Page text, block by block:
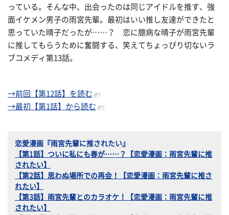
っている。そんな中、出会ったのは同じアイドルを推す、強
面イケメン男子の雨宮先輩。最初はいい推し友達ができたと
思っていた晴子だったが……？ 恋に臆病な晴子が雨宮先輩
に推してもらうために奮闘する、笑えてちょっぴり切ないラ
ブコメディ第13話。
→前回【第12話】を読む
→最初【第1話】から読む
恋愛漫画『雨宮先輩に推されたい』
【第1話】ついに私にも春が……？【恋愛漫画：雨宮先輩に推
されたい】
【第2話】思わぬ場所での再会！【恋愛漫画：雨宮先輩に推さ
れたい】
【第3話】雨宮先輩とのカラオケ！【恋愛漫画：雨宮先輩に推
されたい】